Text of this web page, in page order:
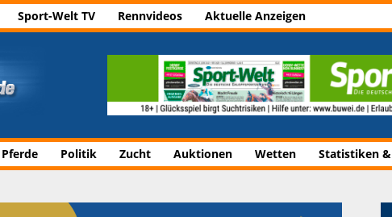
Sport-Welt TV Rennvideos Aktuelle Anzeigen
Pferde Politik Zucht Auktionen Wetten Statistiken